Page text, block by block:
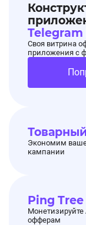
Своя витрина
приложения с
Экономим
кампании
Ping Tree
офферам